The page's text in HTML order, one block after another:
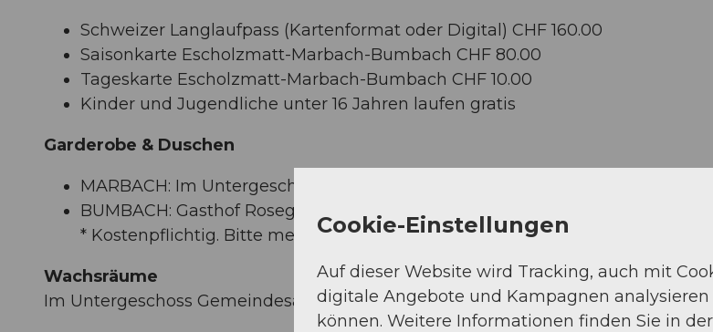
Schweizer Langlaufpass (Kartenformat oder Digital) CHF 160.00
Saisonkarte Escholzmatt-Marbach-Bumbach CHF 80.00
Tageskarte Escholzmatt-Marbach-Bumbach CHF 10.00
Kinder und Jugendliche unter 16 Jahren laufen gratis
Garderobe & Duschen
MARBACH: Im Untergeschoss Gemeindesaal Marbach, Hotel Sporting*
BUMBACH: Gasthof Rosegg*, Hotel Kemmeriboden-Bad*
* Kostenpflichtig. Bitte melden Sie sich an der Réception
Wachsräume
Im Untergeschoss Gemeindesaal Marbach.
Cookie-Einstellungen
Auf dieser Website wird Tracking, auch mit
digitale Angebote und Kampagnen
können. Weitere Informationen finden Sie in